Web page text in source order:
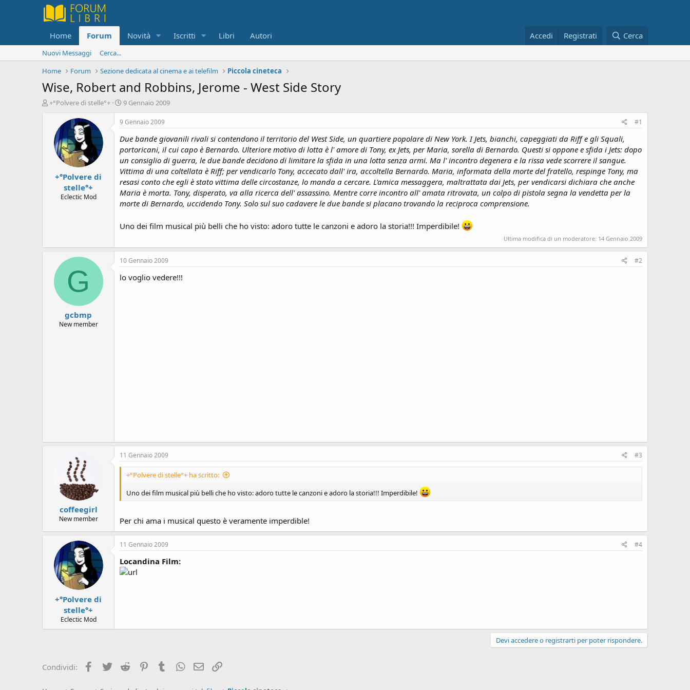
Home Forum Novità Iscritti Libri Autori Accedi Registrati Cerca
Nuovi Messaggi
Cerca...
Home
Forum Sezione dedicata al cinema e ai telefilm Piccola cineteca
Wise, Robert and Robbins, Jerome - West Side Story
C
o
+°Polvere di stelle°+
D
a
t
d
i
i
n
i
z
i
o
9 Gennaio 2009
+°Polvere di
stelle°+
Eclectic Mod
9 Gennaio 2009 #1
Due bande giovanili rivali si contendono il territorio del West Side, un quartiere popolare di New York. I Jets, bianchi, capeggiati da Riff e gli Squali,
portoricani, il cui capo è Bernardo. Ulteriore motivo di lotta è l' amore di Tony, ex Jets, per Maria, sorella di Bernardo. Questi si oppone e sfida i Jets: dopo
un consiglio di guerra, le due bande decidono di limitare la sfida in una lotta senza armi. Ma l' incontro degenera e la rissa vede scorrere il sangue.
Vittima di una coltellata è Riff; per vendicarlo Tony, accecato dall' ira, accoltella Bernardo. Maria, informata della morte del fratello, respinge Tony, ma
resasi conto che egli è stato vittima delle circostanze, lo manda a cercare. L'amica messaggera, maltrattata dai Jets, per vendicarsi dichiara che anche
Maria è morta. Tony, disperato, va alla ricerca dell' assassino. Mentre corre incontro all' amata ritrovata, un colpo di pistola segna la vendetta per la
morte di Bernardo, uccidendo Tony. Solo sul suo cadavere le due bande si placano trovando la reciproca comprensione.
Uno dei film musical più belli che ho visto: adoro tutte le canzoni e adoro la storia!!! Imperdibile!
Ultima modifica di un moderatore: 14 Gennaio 2009
G
gcbmp
New member
10 Gennaio 2009 #2
lo voglio vedere!!!
coffeegirl
New member
11 Gennaio 2009 #3
+°Polvere di stelle°+ ha scritto:
Uno dei film musical più belli che ho visto: adoro tutte le canzoni e adoro la storia!!! Imperdibile!
Per chi ama i musical questo è veramente imperdible!
+°Polvere di
stelle°+
Eclectic Mod
11 Gennaio 2009 #4
Locandina Film:
Devi accedere o registrarti per poter rispondere.
Condividi: Facebook
Twitter Reddit PinterestTumblr WhatsApp
e-mail